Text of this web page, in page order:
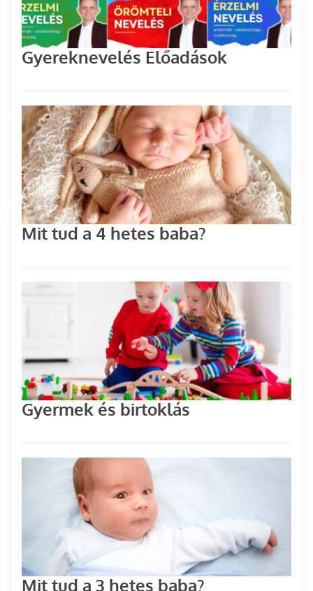
Gyereknevelés Előadások
Mit tud a 4 hetes baba?
Gyermek és birtoklás
Mit tud a 3 hetes baba?